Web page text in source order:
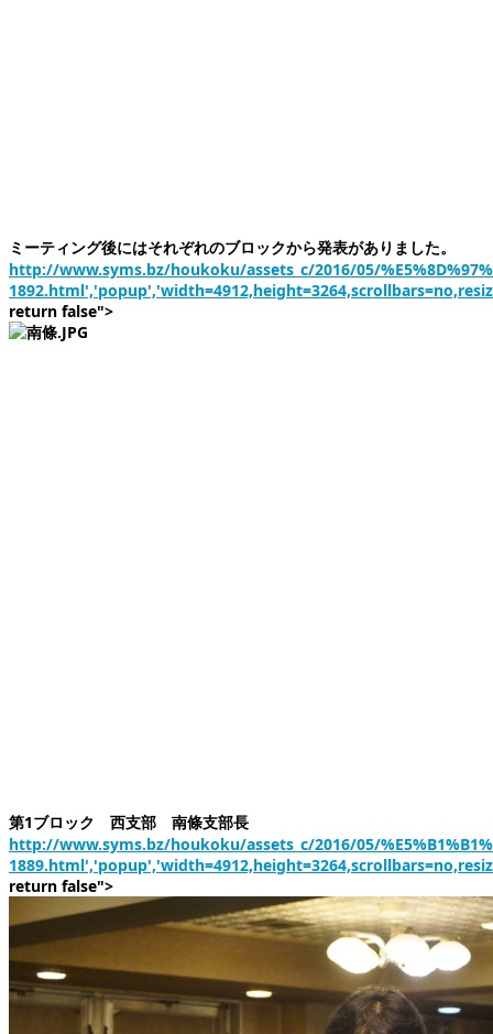
ミーティング後にはそれぞれのブロックから発表がありました。
http://www.syms.bz/houkoku/assets_c/2016/05/
return false">
第1ブロック 西支部 南條支部長
http://www.syms.bz/houkoku/assets_c/2016/05/
return false">